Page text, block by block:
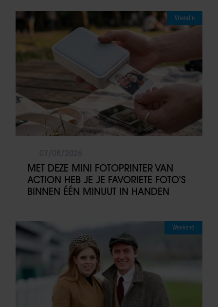
Vriendin
MET DEZE MINI FOTOPRINTER VAN
ACTION HEB JE JE FAVORIETE FOTO’S
BINNEN ÉÉN MINUUT IN HANDEN
Weekend